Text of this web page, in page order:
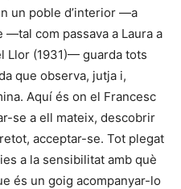
un poble d’interior —a
com passava a Laura a
Llor (1931)— guarda tots
que observa, jutja i,
Aquí és on el Francesc
se a ell mateix, descobrir
acceptar-se. Tot plegat
a la sensibilitat amb què
és un goig acompanyar-lo